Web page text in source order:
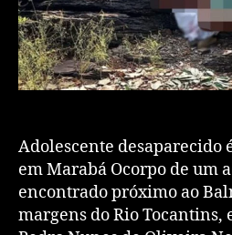
Adolescente desaparecido
em Marabá Ocorpo de um
encontrado próximo ao
margens do Rio Tocantins,